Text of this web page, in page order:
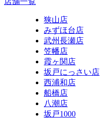
狭山店
みずほ台店
武州長瀬店
笠幡店
霞ヶ関店
坂戸にっさい店
西浦和店
船橋店
八潮店
坂戸1000